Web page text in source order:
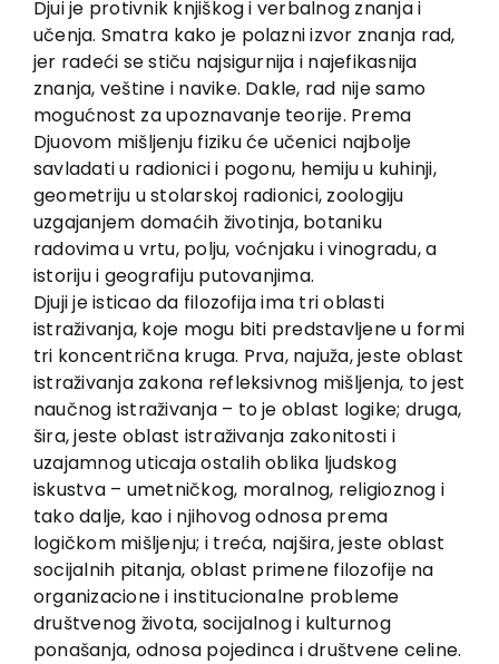
Djui je protivnik knjiškog i verbalnog znanja i
učenja. Smatra kako je polazni izvor znanja rad,
jer radeći se stiču najsigurnija i najefikasnija
znanja, veštine i navike. Dakle, rad nije samo
mogućnost za upoznavanje teorije. Prema
Djuovom mišljenju fiziku će učenici najbolje
savladati u radionici i pogonu, hemiju u kuhinji,
geometriju u stolarskoj radionici, zoologiju
uzgajanjem domaćih životinja, botaniku
radovima u vrtu, polju, voćnjaku i vinogradu, a
istoriju i geografiju putovanjima.
Djuji je isticao da filozofija ima tri oblasti
istraživanja, koje mogu biti predstavljene u formi
tri koncentrična kruga. Prva, najuža, jeste oblast
istraživanja zakona refleksivnog mišljenja, to jest
naučnog istraživanja – to je oblast logike; druga,
šira, jeste oblast istraživanja zakonitosti i
uzajamnog uticaja ostalih oblika ljudskog
iskustva – umetničkog, moralnog, religioznog i
tako dalje, kao i njihovog odnosa prema
logičkom mišljenju; i treća, najšira, jeste oblast
socijalnih pitanja, oblast primene filozofije na
organizacione i institucionalne probleme
društvenog života, socijalnog i kulturnog
ponašanja, odnosa pojedinca i društvene celine.